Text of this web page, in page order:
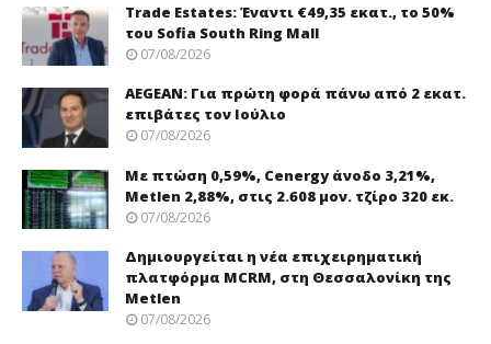
Trade Εstates: Έναντι €49,35 εκατ., το 50%
του Sofia South Ring Mall
07/08/2026
AEGEAN: Για πρώτη φορά πάνω από 2 εκατ.
επιβάτες τον Ιούλιο
07/08/2026
Με πτώση 0,59%, Cenergy άνοδο 3,21%,
Metlen 2,88%, στις 2.608 μον. τζίρο 320 εκ.
07/08/2026
Δημιουργείται η νέα επιχειρηματική
πλατφόρμα MCRM, στη Θεσσαλονίκη της
Metlen
07/08/2026